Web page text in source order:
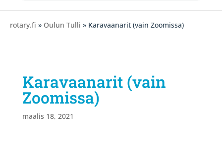
rotary.fi » Oulun Tulli » Karavaanarit (vain Zoomissa)
Karavaanarit (vain
Zoomissa)
maalis 18, 2021